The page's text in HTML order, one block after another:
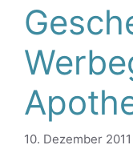
10. Dezember 2011